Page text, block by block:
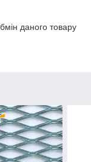
даного товару